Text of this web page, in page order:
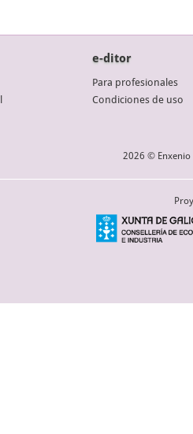
e-ditor
Para profesionales
Condiciones de uso
2026 © Enxenio